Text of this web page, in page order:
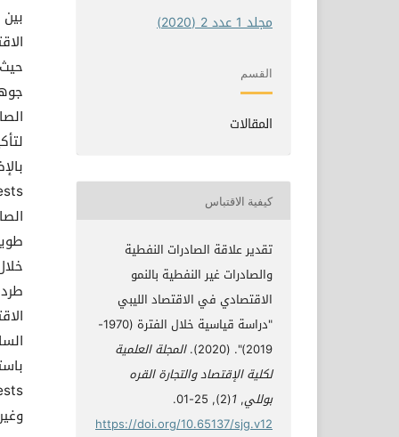
مجلد 1 عدد 2 (2020)
القسم
المقالات
كيفية الاقتباس
تقدير علاقة الصادرات النفطية
والصادرات غير النفطية بالنمو
الاقتصادي في الاقتصاد الليبي
"دراسة قياسية خلال الفترة (1970-
2019)". (2020).
المجلة العلمية
لكلية الإقتصاد والتجارة القره
بوللي,
1
(2), 25-01.
https://doi.org/10.65137/sjg.v12